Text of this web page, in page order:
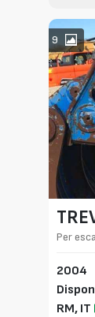
9
Per
2004
RM,IT